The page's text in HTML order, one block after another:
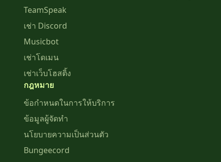
TeamSpeak
เช่า Discord
Musicbot
เช่าโดเมน
เช่าเว็บโฮสติ้ง
กฎหมาย
ข้อกำหนดในการให้บริการ
ข้อมูลผู้จัดทำ
นโยบายความเป็นส่วนตัว
Bungeecord